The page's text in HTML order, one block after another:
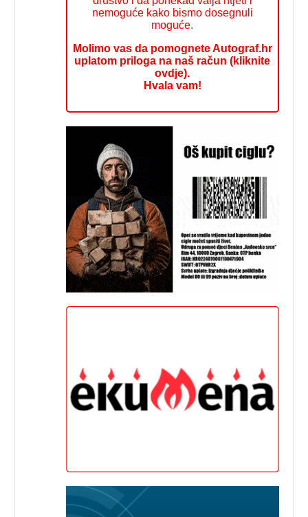
nemoguće kako bismo dosegnuli
moguće.
Molimo vas da pomognete Autograf.hr
uplatom priloga na naš račun (kliknite
ovdje).
Hvala vam!